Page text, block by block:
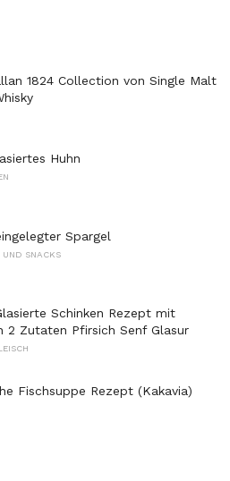
1824 Collection von Single Malt
Huhn
Spargel
UND SNACKS
Schinken Rezept mit
2 Zutaten Pfirsich Senf Glasur
Fischsuppe Rezept (Kakavia)